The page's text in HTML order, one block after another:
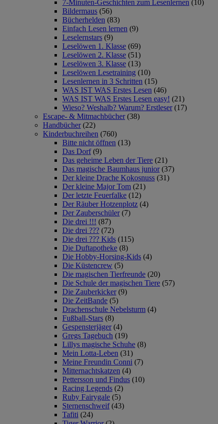
7-Minuten-Geschichten zum Lesenlernen (10)
Bildermaus (56)
Bücherhelden (83)
Einfach Lesen lernen (9)
Leselernstars (9)
Leselöwen 1. Klasse (69)
Leselöwen 2. Klasse (51)
Leselöwen 3. Klasse (13)
Leselöwen Lesetraining (10)
Lesenlernen in 3 Schritten (15)
WAS IST WAS Erstes Lesen (46)
WAS IST WAS Erstes Lesen easy! (21)
Wieso? Weshalb? Warum? Erstleser (17)
Escape- & Mitmachbücher (38)
Handbücher (22)
Kinderbuchreihen (760)
Bitte nicht öffnen (13)
Das Dorf (9)
Das geheime Leben der Tiere (21)
Das magische Baumhaus junior (37)
Der kleine Drache Kokosnuss (31)
Der kleine Major Tom (21)
Der letzte Feuerfalke (12)
Der Räuber Hotzenplotz (4)
Der Zauberschüler (7)
Die drei !!! (87)
Die drei ??? (72)
Die drei ??? Kids (115)
Die Duftapotheke (8)
Die Hobby-Horsing-Kids (4)
Die Küstencrew (5)
Die magischen Tierfreunde (20)
Die Schule der magischen Tiere (57)
Die Zauberkicker (9)
Die ZeitBande (5)
Drachenschule Nebelsturm (4)
Fußball-Stars (8)
Gespensterjäger (4)
Gregs Tagebuch (19)
Lillys magische Schuhe (8)
Mein Lotta-Leben (31)
Meine Freundin Conni (7)
Mitternachtskatzen (4)
Pettersson und Findus (10)
Racing Legends (2)
Ruby Fairygale (5)
Sternenschweif (43)
Tafiti (24)